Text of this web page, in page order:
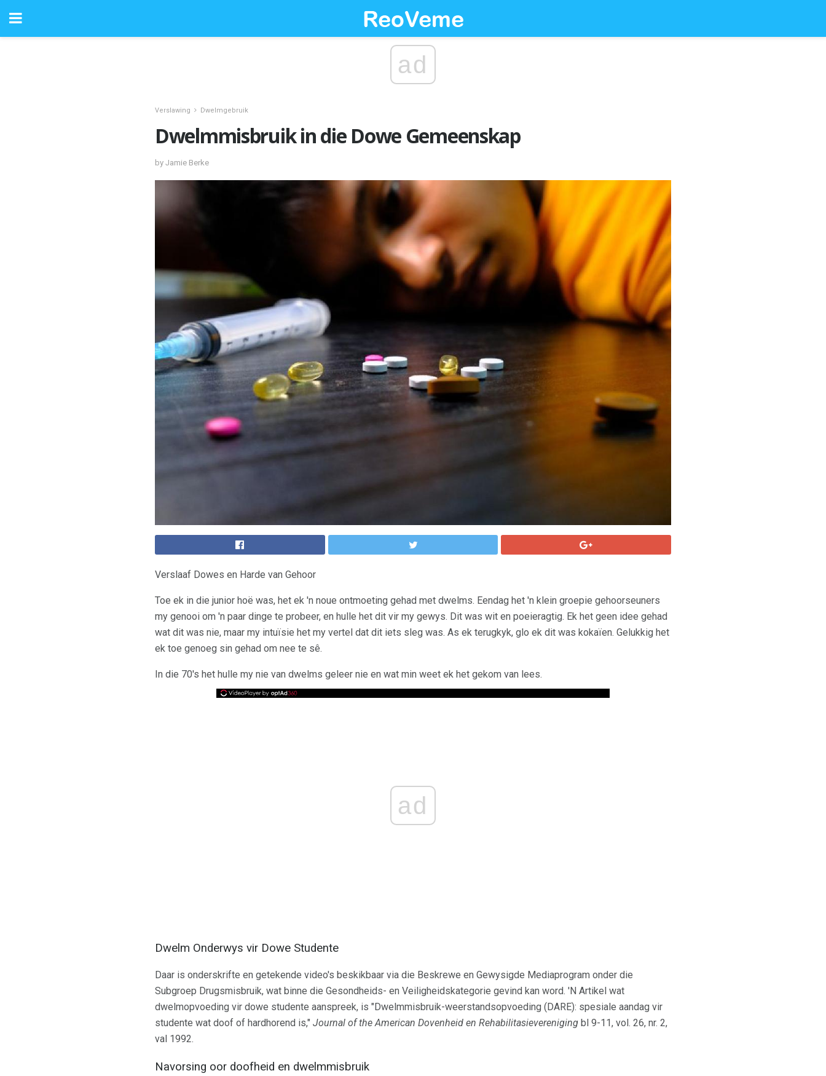
ad
Verslawing Dwelmgebruik
Dwelmmisbruik in die Dowe Gemeenskap
by Jamie Berke
Verslaaf Dowes en Harde van Gehoor
Toe ek in die junior hoë was, het ek 'n noue ontmoeting gehad met dwelms. Eendag het 'n klein groepie gehoorseuners
my genooi om 'n paar dinge te probeer, en hulle het dit vir my gewys. Dit was wit en poeieragtig. Ek het geen idee gehad
wat dit was nie, maar my intuïsie het my vertel dat dit iets sleg was. As ek terugkyk, glo ek dit was kokaïen. Gelukkig het
ek toe genoeg sin gehad om nee te sê.
In die 70's het hulle my nie van dwelms geleer nie en wat min weet ek het gekom van lees.
ad
Dwelm Onderwys vir Dowe Studente
Daar is onderskrifte en getekende video's beskikbaar via die Beskrewe en Gewysigde Mediaprogram onder die
Subgroep Drugsmisbruik, wat binne die Gesondheids- en Veiligheidskategorie gevind kan word. 'N Artikel wat
dwelmopvoeding vir dowe studente aanspreek, is "Dwelmmisbruik-weerstandsopvoeding (DARE): spesiale aandag vir
studente wat doof of hardhorend is," Journal of the American Dovenheid en Rehabilitasievereniging bl 9-11, vol. 26, nr. 2,
val 1992.
Navorsing oor doofheid en dwelmmisbruik